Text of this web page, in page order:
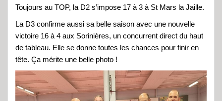
Toujours au TOP, la D2 s’impose 17 à 3 à St Mars la Jaille.
La D3 confirme aussi sa belle saison avec une nouvelle
victoire 16 à 4 aux Sorinières, un concurrent direct du haut
de tableau. Elle se donne toutes les chances pour finir en
tête. Ça mérite une belle photo !